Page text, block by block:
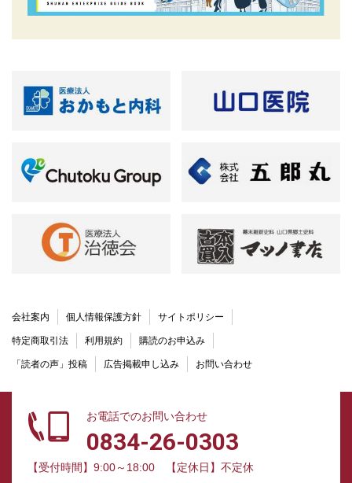
会社案内 個人情報保護方針 サイトポリシー
特定商取引法 利用規約 購読のお申込み
「読者の声」投稿 広告掲載申し込み お問い合わせ
お電話でのお問い合わせ
0834-26-0303
【受付時間】9:00～18:00 【定休日】不定休